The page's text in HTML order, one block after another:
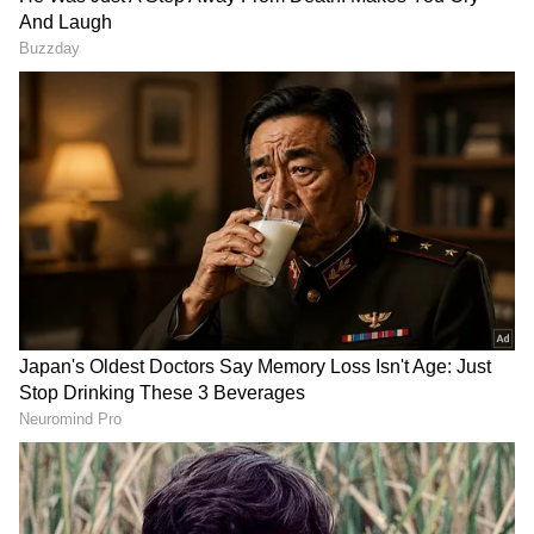
ಕಾರ್ಯಕರ್ತರು ತೋರಿದ ಪ್ರೀತಿ ವಿಶ್ವಾಸಕ್ಕೆ ನಾನು ಚಿರಋುಣಿ
ಆಗಿದ್ದೇನೆ ಎಂದು ತಿಳಿಸಿದರು.
ಕಾರ್ಯಕ್ರಮದಲ್ಲಿ ಜೆಡಿಎಸ್‌ ಜಿಲ್ಲಾಧ್ಯಕ್ಷ ಅಂಜಿನಪ್ಪ, ಪ್ರಧಾನ
ಕಾರ್ಯದರ್ಶಿ ಮಹಾಲಿಂಗಪ್ಪ, ಕೊರಟಗೆರೆ ಕಾರ್ಯಧ್ಯಕ್ಷ
ಲಕ್ಷ್ಮಣ್‌, ವಕ್ತಾರ ಲಕ್ಷ್ಮೇಶ್‌, ಯುವಾಧ್ಯಕ್ಷ ವೆಂಕಟೇಶ್‌, ಜಿಪಂ
ಸದಸ್ಯರಾದ ಶಿವರಾಮಯ್ಯ, ತಾಪಂ ಮಾಜಿ ಸದಸ್ಯ ಪ್ರಕಾಶ್‌,
ಮುಖಂಡರಾದ ಕಾಮರಾಜು, ಸಿದ್ದಮಲ್ಲಪ್ಪ, ಮಂಜುನಾಥ,
ನಾಗರಾಜು, ಕಾಂತರಾಜು, ರಮೇಶ್‌, ಶಶಿಕುಮಾರ್‌, ಪಾರುಕ್‌,
ಅಮರ್‌ ಸೇರಿದಂತೆ ಇತರರು ಇದ್ದರು.
ರೈತರಿಂದ ಕುಮಾರಣ್ಣನಿಗೆ ಅದ್ಧೂರಿ ಸ್ವಾಗತ:ಪುರವಾರ
ಗ್ರಾಮದ ರೈತರಿಂದ ಕಡಲೆಕಾಯಿ ಹಾರ, ಬೈರೇನಹಳ್ಳಿಯ
ಕಾರ್ಯಕರ್ತರಿಂದ ಸೇಬಿನ ಹಾರ, ಹೊಳವನಹಳ್ಳಿಯ
RECOMMENDED STORIES